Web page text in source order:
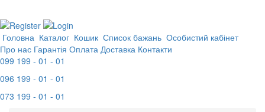
Головна Каталог Кошик Список бажань Особистий кабінет
Про нас Гарантія Оплата Доставка Контакти
099 199 - 01 - 01
096 199 - 01 - 01
073 199 - 01 - 01